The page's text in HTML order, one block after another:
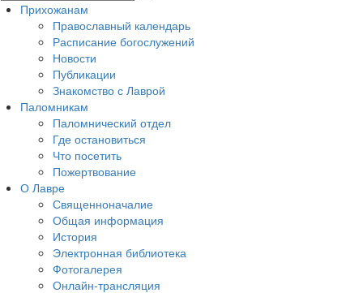
Прихожанам
Православный календарь
Расписание богослужений
Новости
Публикации
Знакомство с Лаврой
Паломникам
Паломнический отдел
Где остановиться
Что посетить
Пожертвование
О Лавре
Священноначалие
Общая информация
История
Электронная библиотека
Фотогалерея
Онлайн-трансляция